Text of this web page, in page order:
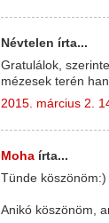
Névtelen írta...
Gratulálok,
mézesek terén
2015. március 2.
Moha írta...
Tünde köszönöm:)
Anikó köszönöm,